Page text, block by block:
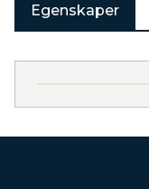
Egenskaper